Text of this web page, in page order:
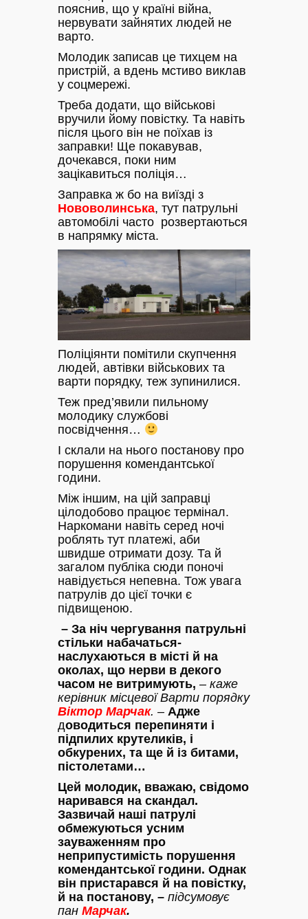
пояснив, що у країні війна,
нервувати зайнятих людей не
варто.
Молодик записав це тихцем на
пристрій, а вдень мстиво виклав
у соцмережі.
Треба додати, що військові
вручили йому повістку. Та навіть
після цього він не поїхав із
заправки! Ще покавував,
дочекався, поки ним
зацікавиться поліція…
Заправка ж бо на виїзді з
Нововолинська, тут патрульні
автомобілі часто розвертаються
в напрямку міста.
Поліціянти помітили скупчення
людей, автівки військових та
варти порядку, теж зупинилися.
Теж пред’явили пильному
молодику службові
посвідчення…
І склали на нього постанову про
порушення комендантської
години.
Між іншим, на цій заправці
цілодобово працює термінал.
Наркомани навіть серед ночі
роблять тут платежі, аби
швидше отримати дозу. Та й
загалом публіка сюди поночі
навідується непевна. Тож увага
патрулів до цієї точки є
підвищеною.
– За ніч чергування патрульні
стільки набачаться-
наслухаються в місті й на
околах, що нерви в декого
часом не витримують, – каже
керівник місцевої Варти порядку
Віктор Марчак. – Адже
доводиться перепиняти і
підпилих крутеликів, і
обкурених, та ще й із битами,
пістолетами…
Цей молодик, вважаю, свідомо
наривався на скандал.
Зазвичай наші патрулі
обмежуються усним
зауваженням про
неприпустимість порушення
комендантської години. Однак
він пристарався й на повістку,
й на постанову, – підсумовує
пан Марчак.